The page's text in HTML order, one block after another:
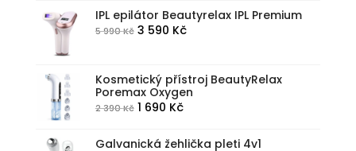
byla:
5
je:
3
IPL epilátor Beautyrelax IPL Premium
5 990Kč Původní
5
990 Kč.
3 590 KčAktuální
3
Kosmetický přístroj BeautyRelax
Poremax Oxygen
2 390Kč Původní
byla:
1 690 KčAktuální
je:
Galvanická žehlička pleti 4v1